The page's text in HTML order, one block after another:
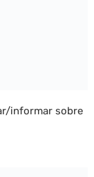
informar sobre